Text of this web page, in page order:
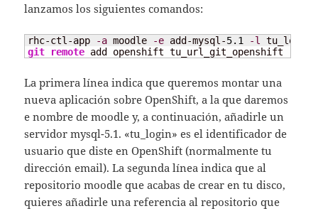
lanzamos los siguientes comandos:
rhc-ctl-app -a moodle -e add-mysql-5.1 -l
git remote add openshift tu_url_git_openshift
La primera línea indica que queremos montar una
nueva aplicación sobre OpenShift, a la que daremos
e nombre de moodle y, a continuación, añadirle un
servidor mysql-5.1. «tu_login» es el identificador de
usuario que diste en OpenShift (normalmente tu
dirección email). La segunda línea indica que al
repositorio moodle que acabas de crear en tu disco,
quieres añadirle una referencia al repositorio que